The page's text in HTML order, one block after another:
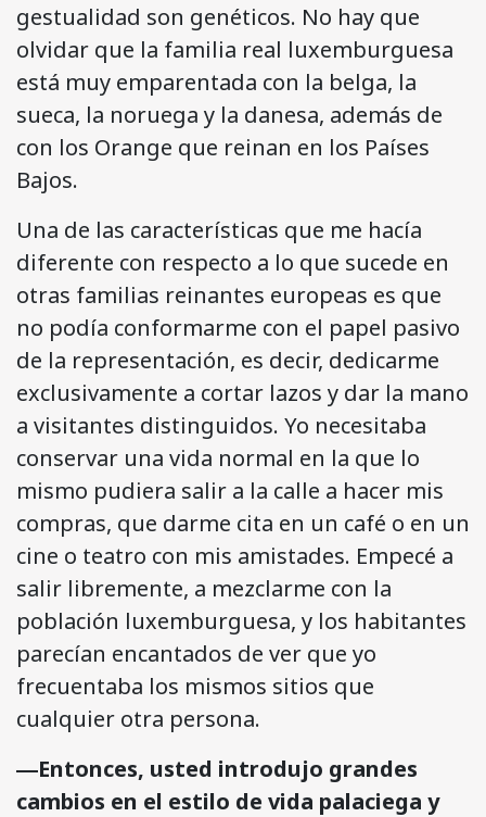
gestualidad son genéticos. No hay que
olvidar que la familia real luxemburguesa
está muy emparentada con la belga, la
sueca, la noruega y la danesa, además de
con los Orange que reinan en los Países
Bajos.
Una de las características que me hacía
diferente con respecto a lo que sucede en
otras familias reinantes europeas es que
no podía conformarme con el papel pasivo
de la representación, es decir, dedicarme
exclusivamente a cortar lazos y dar la mano
a visitantes distinguidos. Yo necesitaba
conservar una vida normal en la que lo
mismo pudiera salir a la calle a hacer mis
compras, que darme cita en un café o en un
cine o teatro con mis amistades. Empecé a
salir libremente, a mezclarme con la
población luxemburguesa, y los habitantes
parecían encantados de ver que yo
frecuentaba los mismos sitios que
cualquier otra persona.
―Entonces, usted introdujo grandes
cambios en el estilo de vida palaciega y